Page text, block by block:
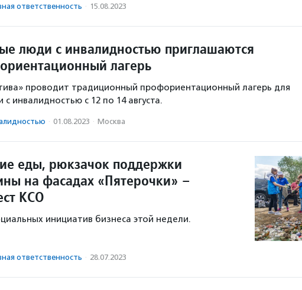
ответственность · 15.08.2023
люди с инвалидностью приглашаются
лагерь
проводит традиционный профориентационный лагерь для
инвалидностью с 12 по 14 августа.
· 01.08.2023 · Москва
еды, рюкзачок поддержки
на фасадах «Пятерочки» –
КСО
инициатив бизнеса этой недели.
ответственность · 28.07.2023